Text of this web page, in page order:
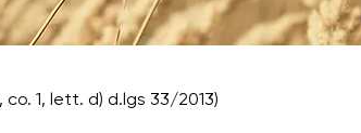
1, lett. d) d.lgs 33/2013)